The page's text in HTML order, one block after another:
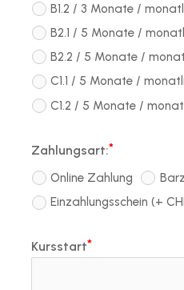
B1.2 / 3 Monate /
B2.1 / 5 Monate /
B2.2 / 5 Monate /
C1.1 / 5 Monate /
C1.2 / 5 Monate /
Zahlungsart:
Online Zahlung
Einzahlungsschein (+
Kursstart